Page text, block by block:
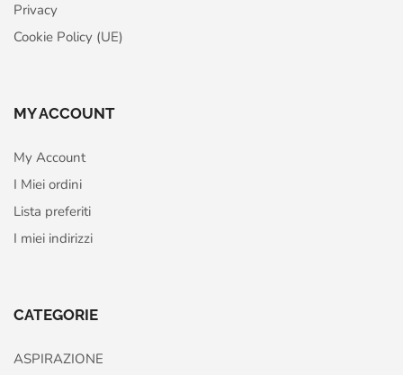
Privacy
Cookie Policy (UE)
MY ACCOUNT
My Account
I Miei ordini
Lista preferiti
I miei indirizzi
CATEGORIE
ASPIRAZIONE